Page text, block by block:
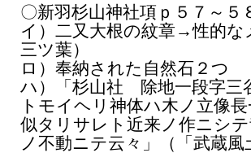
〇新羽杉山神社項ｐ５７～５
イ）二又大根の紋章→性的な
三ツ葉）
ロ）奉納された自然石２つ
ハ）「杉山社 除地一段字三
トモイヘリ神体ハ木ノ立像
似タリサレト近来ノ作ニシ
ノ不動ニテ云々」（「武蔵風